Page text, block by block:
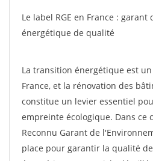
Le label RGE en France :
énergétique de qualité
La transition énergétique est
France, et la rénovation des
constitue un levier essentiel
empreinte écologique. Dans ce
Reconnu Garant de
place pour garantir la qualité